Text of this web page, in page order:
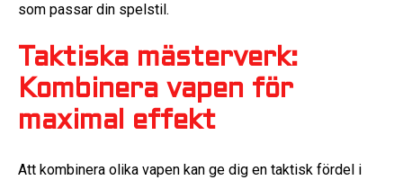
som passar din spelstil.
Taktiska mästerverk:
Kombinera vapen för
maximal effekt
Att kombinera olika vapen kan ge dig en taktisk fördel i